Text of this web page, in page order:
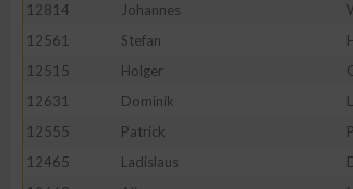
12814
Johannes
12561
Stefan
12515
Holger
12631
Dominik
12555
Patrick
12465
Ladislaus